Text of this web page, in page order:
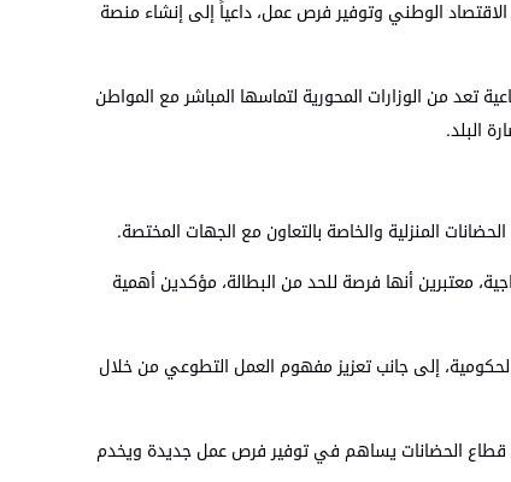
الاقتصاد الوطني وتوفير فرص عمل، داعياً إلى إنشاء منصة
تعد من الوزارات المحورية لتماسها المباشر مع المواطن
البلد.
المنزلية والخاصة بالتعاون مع الجهات المختصة.
معتبرين أنها فرصة للحد من البطالة، مؤكدين أهمية
إلى جانب تعزيز مفهوم العمل التطوعي من خلال
قطاع الحضانات يساهم في توفير فرص عمل جديدة ويخدم